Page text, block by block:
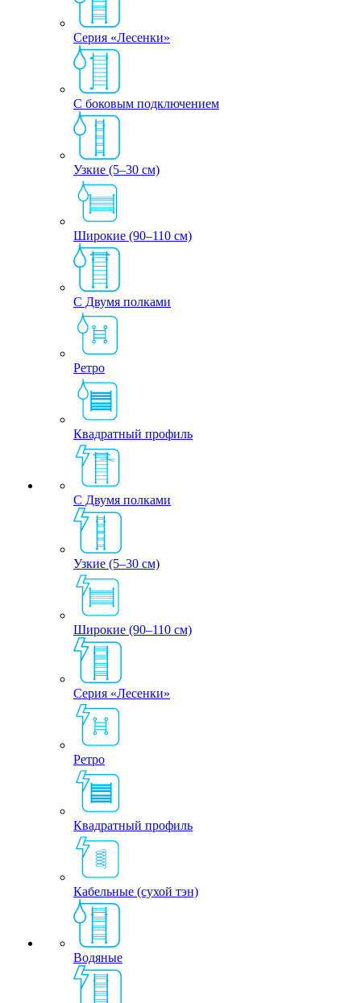
Серия «Лесенки»
С боковым подключением
Узкие (5–30 см)
Широкие (90–110 см)
С Двумя полками
Ретро
Квадратный профиль
С Двумя полками
Узкие (5–30 см)
Широкие (90–110 см)
Серия «Лесенки»
Ретро
Квадратный профиль
Кабельные (сухой тэн)
Водяные